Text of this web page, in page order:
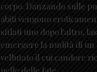
corpo. Danzando sulle
abiti vengono
sfilati uno dopo l'altro,
emergere la nudità di un
vellutato il cui candore